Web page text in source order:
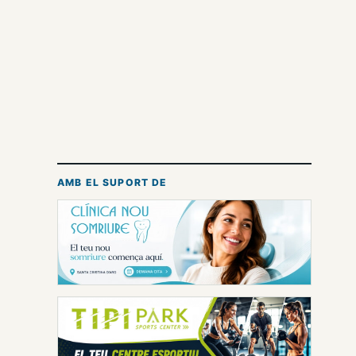
AMB EL SUPORT DE